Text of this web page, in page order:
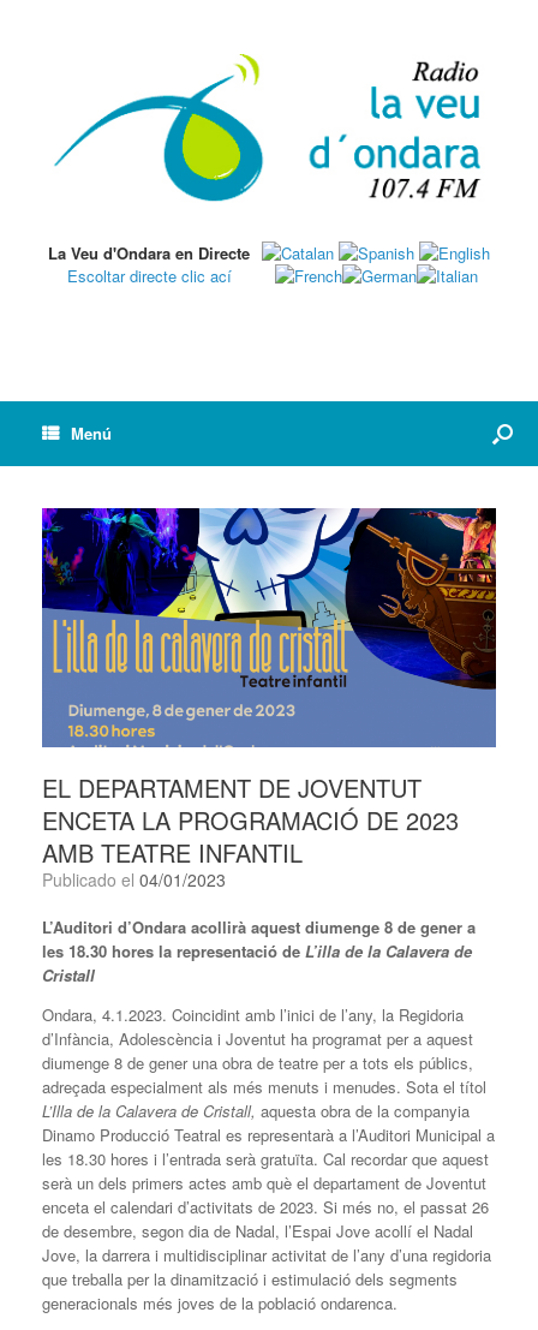
La Veu d'Ondara en Directe
Escoltar directe clic ací
Menú
EL DEPARTAMENT DE JOVENTUT
ENCETA LA PROGRAMACIÓ DE 2023
AMB TEATRE INFANTIL
Publicado el 04/01/2023
L’Auditori d’Ondara acollirà aquest diumenge 8 de gener a
les 18.30 hores la representació de L’illa de la Calavera de
Cristall
Ondara, 4.1.2023. Coincidint amb l’inici de l’any, la Regidoria
d’Infància, Adolescència i Joventut ha programat per a aquest
diumenge 8 de gener una obra de teatre per a tots els públics,
adreçada especialment als més menuts i menudes. Sota el títol
L’Illa de la Calavera de Cristall, aquesta obra de la companyia
Dinamo Producció Teatral es representarà a l’Auditori Municipal a
les 18.30 hores i l’entrada serà gratuïta. Cal recordar que aquest
serà un dels primers actes amb què el departament de Joventut
enceta el calendari d’activitats de 2023. Si més no, el passat 26
de desembre, segon dia de Nadal, l’Espai Jove acollí el Nadal
Jove, la darrera i multidisciplinar activitat de l’any d’una regidoria
que treballa per la dinamització i estimulació dels segments
generacionals més joves de la població ondarenca.